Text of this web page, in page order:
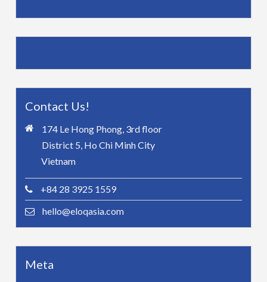
Contact Us!
174 Le Hong Phong, 3rd floor
District 5, Ho Chi Minh City
Vietnam
+84 28 3925 1559
hello@eloqasia.com
Meta